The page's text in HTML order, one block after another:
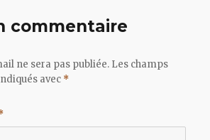
commentaire
ne sera pas publiée. Les champs
avec *